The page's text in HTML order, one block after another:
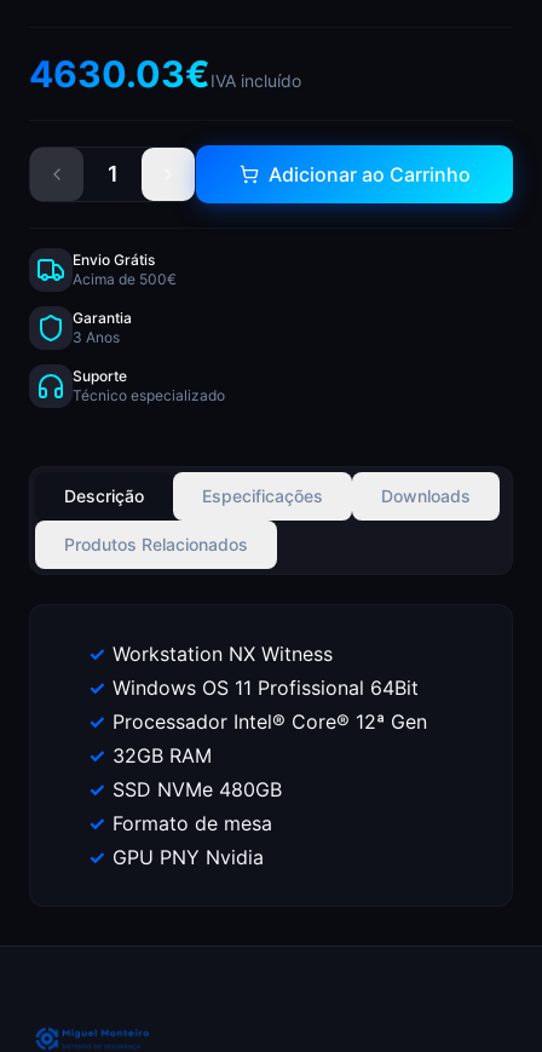
4630.03€IVA incluído
1 Adicionar ao Carrinho
Envio Grátis
Acima de 500€
Garantia
3 Anos
Suporte
Técnico especializado
Descrição Especificações Downloads
Produtos Relacionados
Workstation NX Witness
Windows OS 11 Profissional 64Bit
Processador Intel® Core® 12ª Gen
32GB RAM
SSD NVMe 480GB
Formato de mesa
GPU PNY Nvidia